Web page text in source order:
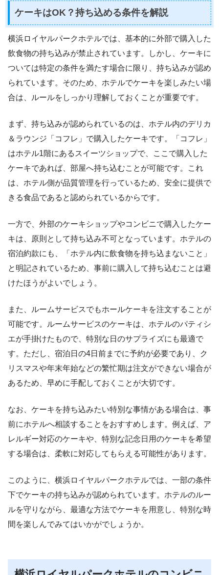
ケーキはOK？持ち込める条件を解説
横浜ロイヤルパークホテルでは、基本的に外部で購入した
飲食物の持ち込みが禁止されています。しかし、ケーキに
ついては特定の条件を満たす場合に限り、持ち込みが認め
られています。そのため、ホテルでケーキを楽しみたい場
合は、ルールをしっかり理解しておくことが重要です。
まず、持ち込みが認められているのは、ホテル内のデリカ
＆ラウンジ「コフレ」で購入したケーキです。「コフレ」
はホテル1階にあるスイーツショップで、ここで購入した
ケーキであれば、部屋へ持ち込むことが可能です。これ
は、ホテル側が品質管理を行っているため、安全に提供で
きる食品であると認められているからです。
一方で、外部のケーキショップやコンビニで購入したケー
キは、原則として持ち込み不可となっています。ホテルの
宿泊約款にも、「ホテル内に飲食物を持ち込まないこと」
と明記されているため、事前に購入して持ち込むことは避
けたほうがよいでしょう。
また、ルームサービスでもホールケーキを注文することが
可能です。ルームサービスのケーキは、ホテルのパティシ
エが手掛けたもので、特別な日のサプライズにも最適で
す。ただし、宿泊日の4日前までに予約が必要であり、ク
リスマスや年末年始などの繁忙期は注文ができない場合が
あるため、早めに手配しておくことが大切です。
なお、ケーキを持ち込みたい特別な事情がある場合は、事
前にホテルへ相談することをおすすめします。例えば、ア
レルギー対応のケーキや、特別な記念日用のケーキを希望
する場合は、柔軟に対応してもらえる可能性があります。
このように、横浜ロイヤルパークホテルでは、一部の条件
下でケーキの持ち込みが認められています。ホテルのルー
ルを守りながら、最適な方法でケーキを用意し、特別な時
間を楽しんでみてはいかがでしょうか。